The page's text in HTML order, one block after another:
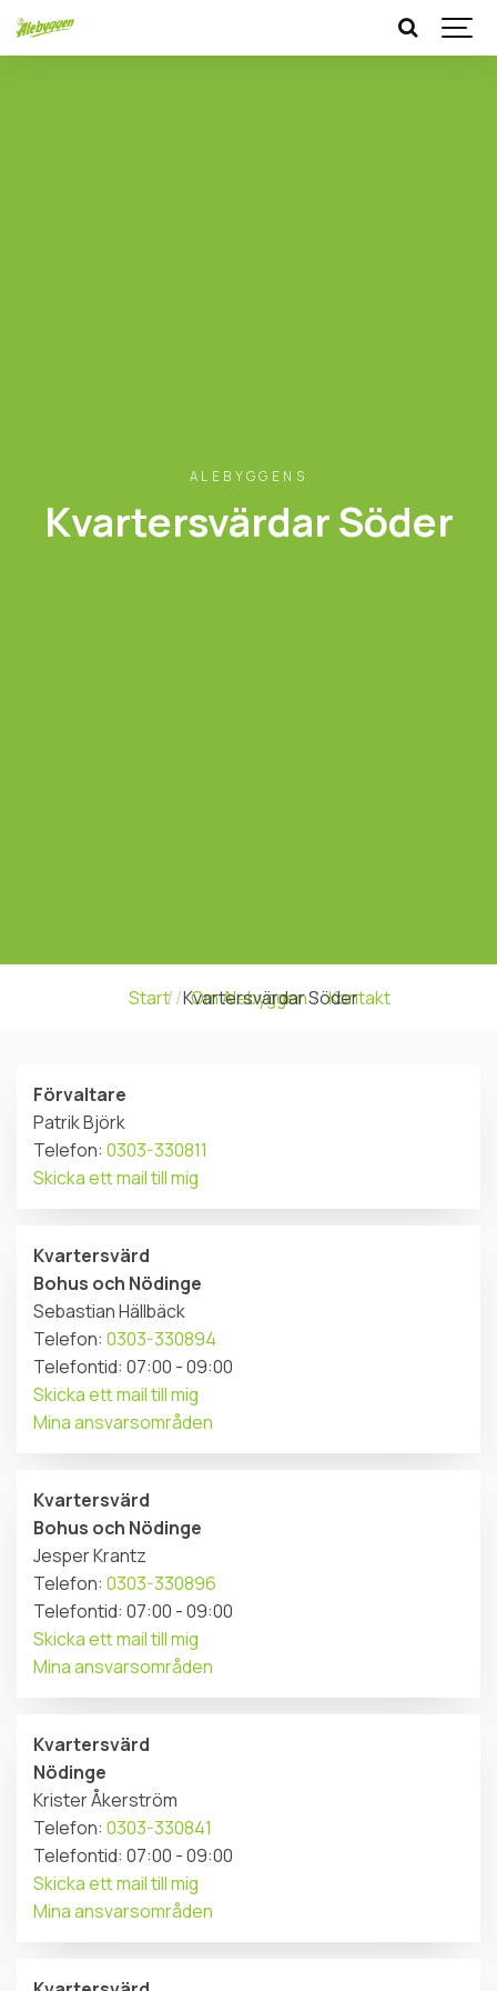
ALEBYGGENS
Kvartersvärdar Söder
Start Om Alebyggen Kontakt
Kvartersvärdar Söder
Förvaltare
Patrik Björk
Telefon: 0303-330811
Skicka ett mail till mig
Kvartersvärd
Bohus och Nödinge
Sebastian Hällbäck
Telefon: 0303-330894
Telefontid: 07:00 - 09:00
Skicka ett mail till mig
Mina ansvarsområden
Kvartersvärd
Bohus och Nödinge
Jesper Krantz
Telefon: 0303-330896
Telefontid: 07:00 - 09:00
Skicka ett mail till mig
Mina ansvarsområden
Kvartersvärd
Nödinge
Krister Åkerström
Telefon: 0303-330841
Telefontid: 07:00 - 09:00
Skicka ett mail till mig
Mina ansvarsområden